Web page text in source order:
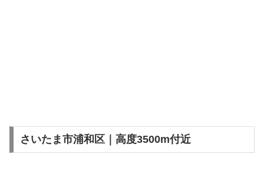
さいたま市浦和区｜高度3500m付近